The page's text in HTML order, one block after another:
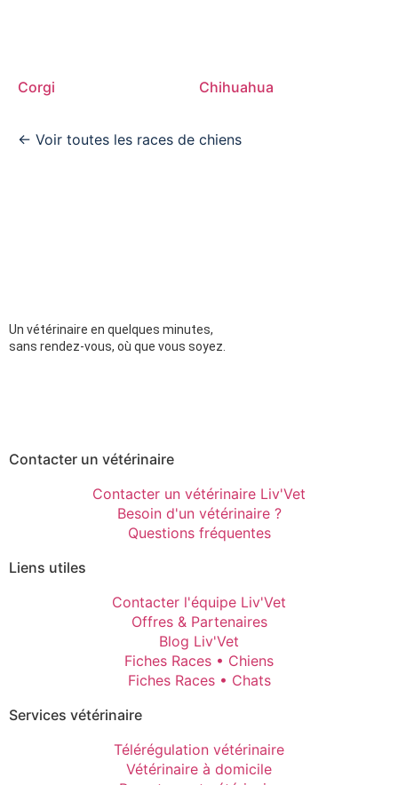
Corgi Chihuahua
← Voir toutes les races de chiens
Un vétérinaire en quelques minutes,
sans rendez-vous, où que vous soyez.
Contacter un vétérinaire
Contacter un vétérinaire Liv'Vet
Besoin d'un vétérinaire ?
Questions fréquentes
Liens utiles
Contacter l'équipe Liv'Vet
Offres & Partenaires
Blog Liv'Vet
Fiches Races • Chiens
Fiches Races • Chats
Services vétérinaire
Télérégulation vétérinaire
Vétérinaire à domicile